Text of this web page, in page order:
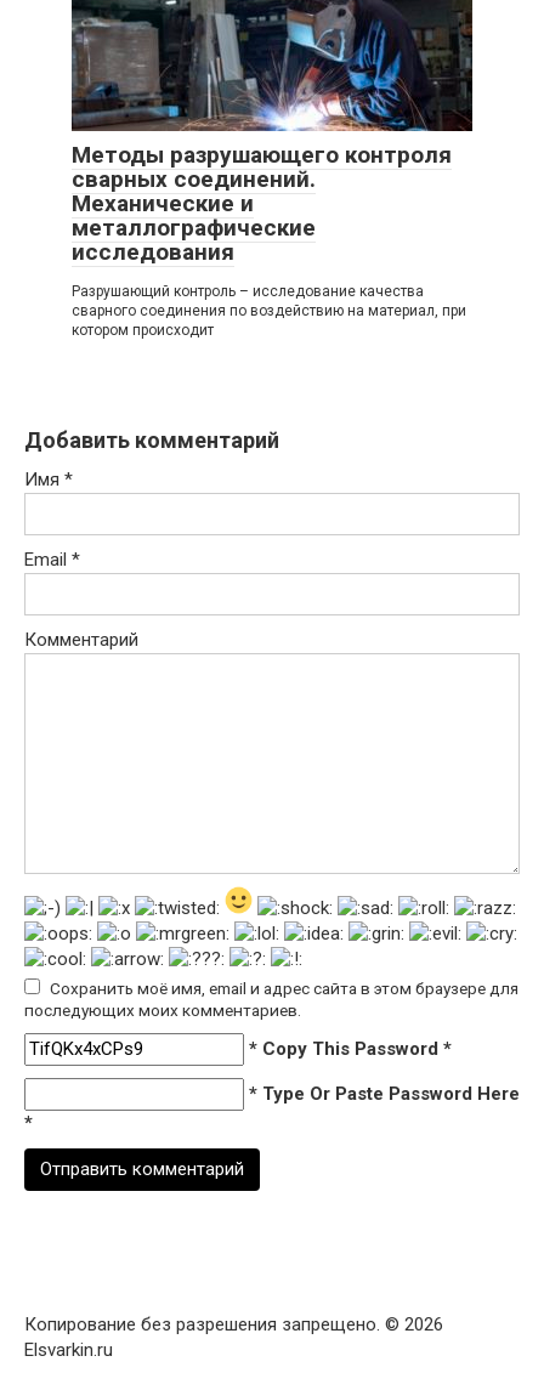
Методы разрушающего контроля
сварных соединений.
Механические и
металлографические
исследования
Разрушающий контроль – исследование качества
сварного соединения по воздействию на материал, при
котором происходит
Добавить комментарий
Имя *
Email *
Комментарий
Сохранить моё имя, email и адрес сайта в этом браузере для
последующих моих комментариев.
* Copy This Password *
* Type Or Paste Password Here
*
Копирование без разрешения запрещено. © 2026
Elsvarkin.ru